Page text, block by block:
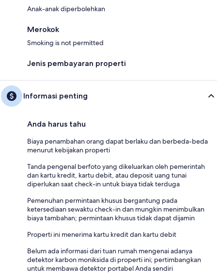
Anak-anak diperbolehkan
Merokok
Smoking is not permitted
Jenis pembayaran properti
Informasi penting
Anda harus tahu
Biaya penambahan orang dapat berlaku dan berbeda-beda
menurut kebijakan properti
Tanda pengenal berfoto yang dikeluarkan oleh pemerintah
dan kartu kredit, kartu debit, atau deposit uang tunai
diperlukan saat check-in untuk biaya tidak terduga
Pemenuhan permintaan khusus bergantung pada
ketersediaan sewaktu check-in dan mungkin menimbulkan
biaya tambahan; permintaan khusus tidak dapat dijamin
Properti ini menerima kartu kredit dan kartu debit
Belum ada informasi dari tuan rumah mengenai adanya
detektor karbon moniksida di properti ini; pertimbangkan
untuk membawa detektor portabel Anda sendiri